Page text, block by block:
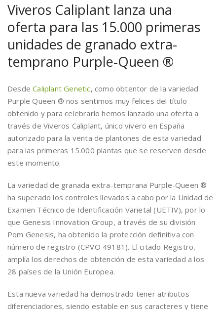
Viveros Caliplant lanza una
oferta para las 15.000 primeras
unidades de granado extra-
temprano Purple-Queen ®
DesdeCaliplant Genetic, como obtentor de la variedad
Purple Queen ® nos sentimos muy felices del título
obtenido y para celebrarlo hemos lanzado una oferta a
través de Viveros Caliplant, único vivero en España
autorizado para la venta de plantones de esta variedad
para las primeras 15.000 plantas que se reserven desde
este momento.
La variedad de granada extra-temprana Purple-Queen ®
ha superado los controles llevados a cabo por la Unidad de
Examen Técnico de Identificación Varietal (UETIV), por lo
que Genesis Innovation Group, a través de su división
Pom Genesis, ha obtenido la protección definitiva con
número de registro (CPVO 49181). El citado Registro,
amplía los derechos de obtención de esta variedad a los
28 países de la Unión Europea.
Esta nueva variedad ha demostrado tener atributos
diferenciadores, siendo estable en sus caracteres y tiene